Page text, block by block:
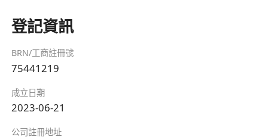
登記資訊
BRN/工商註冊號
75441219
成立日期
2023-06-21
公司註冊地址